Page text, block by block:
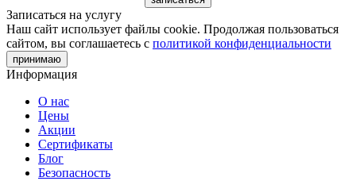
Записаться на услугу
Наш сайт использует файлы cookie. Продолжая пользоваться
сайтом, вы соглашаетесь с политикой конфиденциальности
принимаю
Информация
О нас
Цены
Акции
Сертификаты
Блог
Безопасность